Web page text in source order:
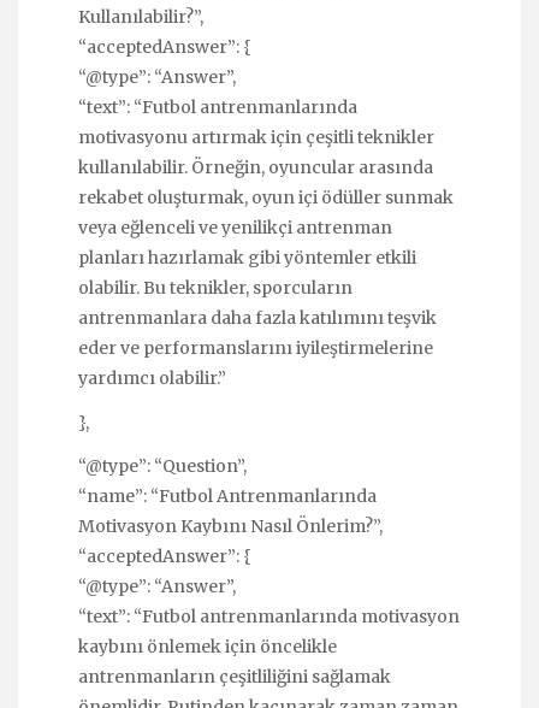
Kullanılabilir?”,
“acceptedAnswer”: {
“@type”: “Answer”,
“text”: “Futbol antrenmanlarında
motivasyonu artırmak için çeşitli teknikler
kullanılabilir. Örneğin, oyuncular arasında
rekabet oluşturmak, oyun içi ödüller sunmak
veya eğlenceli ve yenilikçi antrenman
planları hazırlamak gibi yöntemler etkili
olabilir. Bu teknikler, sporcuların
antrenmanlara daha fazla katılımını teşvik
eder ve performanslarını iyileştirmelerine
yardımcı olabilir.”
},
“@type”: “Question”,
“name”: “Futbol Antrenmanlarında
Motivasyon Kaybını Nasıl Önlerim?”,
“acceptedAnswer”: {
“@type”: “Answer”,
“text”: “Futbol antrenmanlarında motivasyon
kaybını önlemek için öncelikle
antrenmanların çeşitliliğini sağlamak